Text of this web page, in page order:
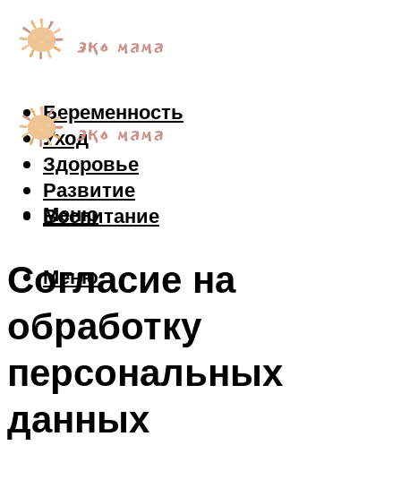
Беременность
Уход
Здоровье
Развитие
Воспитание
Меню
Меню
Согласие на
обработку
персональных
данных